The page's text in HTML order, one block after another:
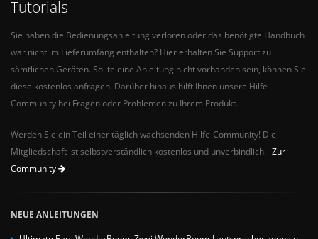
Tutorials
Sie haben die Bedienungsanleitung verloren oder das benötigte Handbuch
war nicht im Lieferumfang enthalten? Hier erhalten Sie Support zu
sämtlichen Geräten. Sollte eine Anleitung nicht vorhanden sein, können Sie
diese kostenlos anfragen. Darüber hinaus hilft Ihnen unsere Hilfe-
Community bei Fragen oder Problemen zu Ihrem Produkt.
Werden Sie ein Teil einer täglich wachsenden Hilfe-Community! Die
Mitgliedschaft ist selbstverständlich kostenlos und unverbindlich. Zur
Community
NEUE ANLEITUNGEN